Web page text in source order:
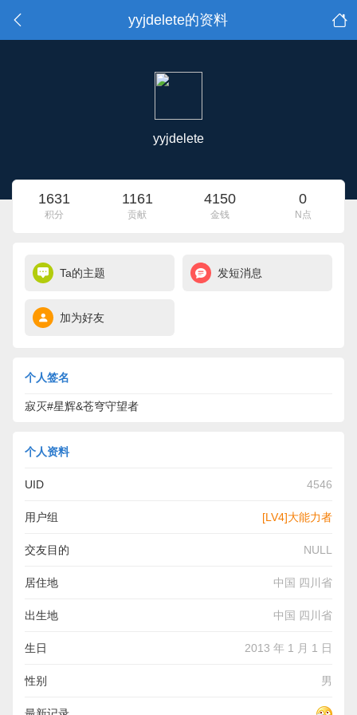
yyjdelete的资料
yyjdelete
1631
积分
1161
贡献
4150
金钱
0
N点
Ta的主题 发短消息
加为好友
个人签名
寂灭#星辉&苍穹守望者
个人资料
UID 4546
用户组 [LV4]大能力者
交友目的 NULL
居住地 中国 四川省
出生地 中国 四川省
生日 2013 年 1 月 1 日
性别 男